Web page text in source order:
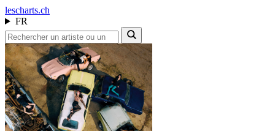
lescharts.ch
FR